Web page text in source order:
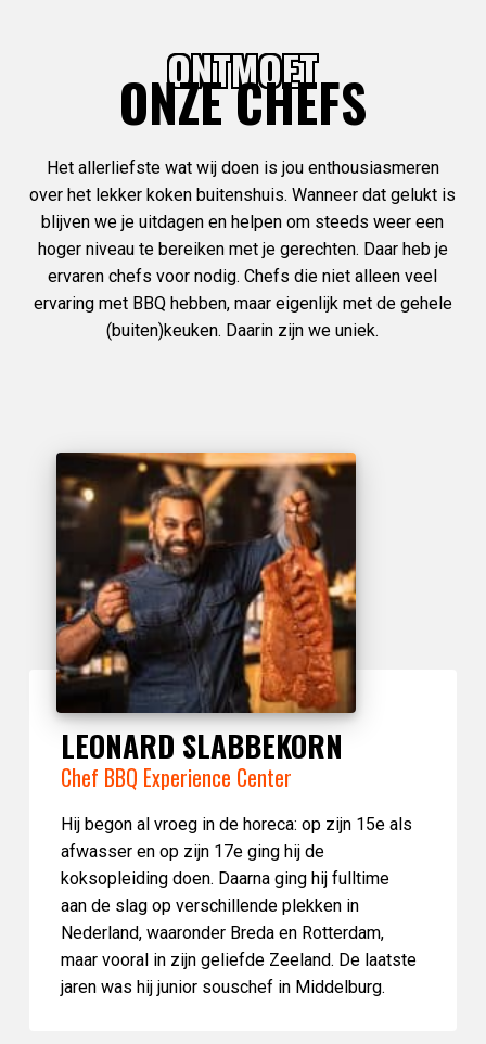
ONTMOET
ONZE CHEFS
Het allerliefste wat wij doen is jou enthousiasmeren
over het lekker koken buitenshuis. Wanneer dat gelukt is
blijven we je uitdagen en helpen om steeds weer een
hoger niveau te bereiken met je gerechten. Daar heb je
ervaren chefs voor nodig. Chefs die niet alleen veel
ervaring met BBQ hebben, maar eigenlijk met de gehele
(buiten)keuken. Daarin zijn we uniek.
LEONARD SLABBEKORN
Chef BBQ Experience Center
Hij begon al vroeg in de horeca: op zijn 15e als
afwasser en op zijn 17e ging hij de
koksopleiding doen. Daarna ging hij fulltime
aan de slag op verschillende plekken in
Nederland, waaronder Breda en Rotterdam,
maar vooral in zijn geliefde Zeeland. De laatste
jaren was hij junior souschef in Middelburg.